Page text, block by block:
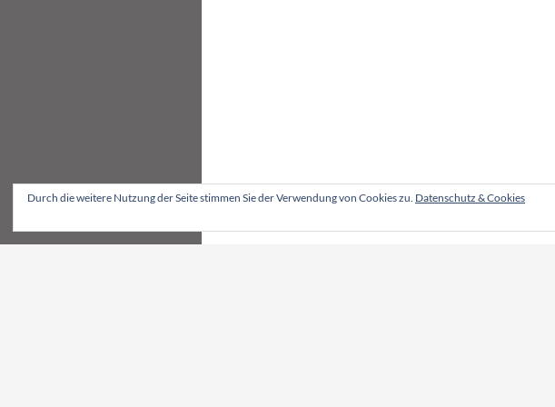
Durch die weitere Nutzung der Seite stimmen Sie der Verwendung von Cookies zu. Datenschutz & Cookies